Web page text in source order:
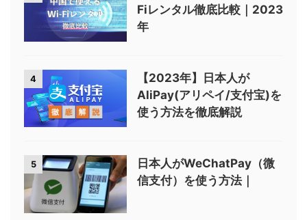
Fiレンタル徹底比較｜2023
年
4
【2023年】日本人が
AliPay(アリペイ/支付宝)を
使う方法を徹底解説
5
日本人がWeChatPay（微
信支付）を使う方法｜